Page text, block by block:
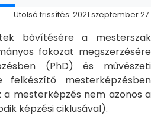
Utolsó frissítés: 2021 szeptember 27.
bővítésére a mesterszak
fokozat megszerzésére
(PhD) és művészeti
felkészítő mesterképzésben
mesterképzés nem azonos a
képzési ciklusával).